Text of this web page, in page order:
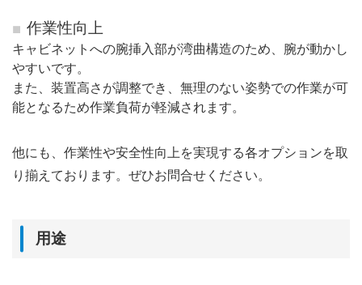
作業性向上
キャビネットへの腕挿入部が湾曲構造のため、腕が動かし
やすいです。
また、装置高さが調整でき、無理のない姿勢での作業が可
能となるため作業負荷が軽減されます。
他にも、作業性や安全性向上を実現する各オプションを取
り揃えております。ぜひお問合せください。
用途